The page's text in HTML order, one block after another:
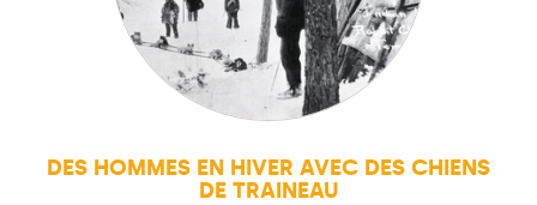
DES HOMMES EN HIVER AVEC DES CHIENS
DE TRAINEAU